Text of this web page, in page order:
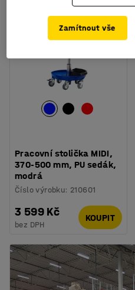
Pracovní stolička MIDI,
370-500 mm, PU sedák,
modrá
Číslo výrobku: 210601
3 599 Kč
bez DPH
KOUPIT
Zamítnout vše